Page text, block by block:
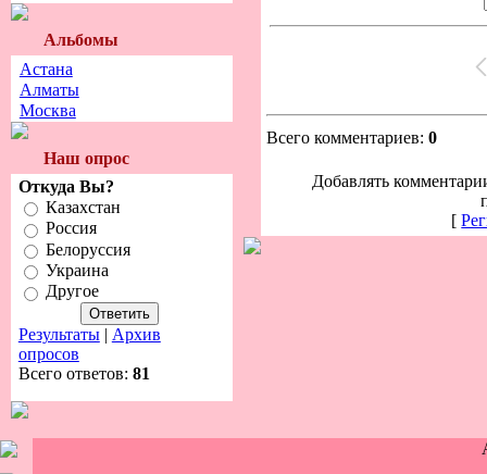
Альбомы
Астана
Алматы
Москва
Наш опрос
Откуда Вы?
Казахстан
Россия
Белоруссия
Украина
Другое
Результаты| Архив
опросов
Всего ответов: 81
Всего комментариев: 0
Добавлять
[